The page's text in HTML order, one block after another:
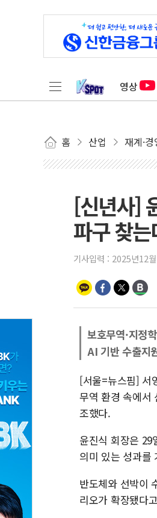
영상
홈 산업 재계·경
[신년사]
파구 찾
기사입력 : 2025년12
보호무역·지정
AI 기반 수출지
[서울=뉴스핌] 서
무역 환경 속에서
조했다.
윤진식 회장은
의미 있는 성과를
반도체와 선박이
리오가 확장됐다